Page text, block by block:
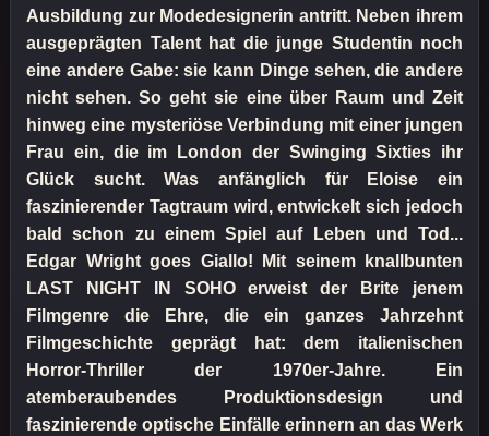
Ausbildung zur Modedesignerin antritt. Neben ihrem
ausgeprägten Talent hat die junge Studentin noch
eine andere Gabe: sie kann Dinge sehen, die andere
nicht sehen. So geht sie eine über Raum und Zeit
hinweg eine mysteriöse Verbindung mit einer jungen
Frau ein, die im London der Swinging Sixties ihr
Glück sucht. Was anfänglich für Eloise ein
faszinierender Tagtraum wird, entwickelt sich jedoch
bald schon zu einem Spiel auf Leben und Tod...
Edgar Wright goes Giallo! Mit seinem knallbunten
LAST NIGHT IN SOHO erweist der Brite jenem
Filmgenre die Ehre, die ein ganzes Jahrzehnt
Filmgeschichte geprägt hat: dem italienischen
Horror-Thriller der 1970er-Jahre. Ein
atemberaubendes Produktionsdesign und
faszinierende optische Einfälle erinnern an das Werk